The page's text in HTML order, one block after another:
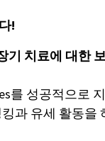
!
기 치료에 대한
를 성공적으로
과 유세 활동을